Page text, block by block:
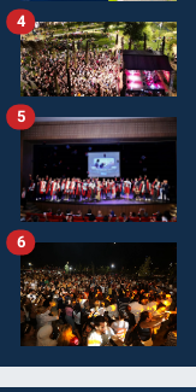
4
5
6